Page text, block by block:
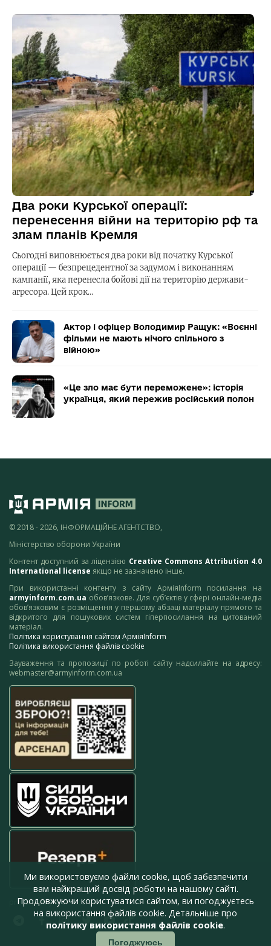
Два роки Курської операції:
перенесення війни на територію рф та
злам планів Кремля
Сьогодні виповнюється два роки від початку Курської
операції — безпрецедентної за задумом і виконанням
кампанії, яка перенесла бойові дії на територію держави-
агресора. Цей крок…
Актор і офіцер Володимир Ращук: «Воєнні
фільми не мають нічого спільного з
війною»
«Це зло має бути переможене»: історія
українця, який пережив російський полон
© 2018 - 2026, ІНФОРМАЦІЙНЕ АГЕНТСТВО,
Міністерство оборони України
Контент доступний за ліцензією Creative Commons Attribution 4.0
International license якщо не зазначено інше.
При використанні контенту з сайту АрміяInform посилання на
armyinform.com.ua обов’язкове. Для суб’єктів у сфері онлайн-медіа
обов’язковим є розміщення у першому абзаці матеріалу прямого та
відкритого для пошукових систем гіперпосилання на цитований
матеріал.
Політика користування сайтом АрміяInform
Політика використання файлів cookie
Зауваження та пропозиції по роботі сайту надсилайте на адресу:
webmaster@armyinform.com.ua
press@armyinform.com.ua
Ми використовуємо файли cookie, щоб забезпечити
вам найкращий досвід роботи на нашому сайті.
Продовжуючи користуватися сайтом, ви погоджуєтесь
на використання файлів cookie. Детальніше про
політику використання файлів cookie.
Погоджуюсь